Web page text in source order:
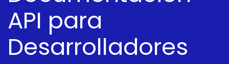
API para
Desarrolladores